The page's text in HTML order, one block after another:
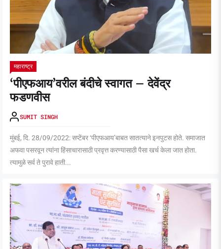
महाराष्ट्र
‘पीएफआय’वरील बंदीचे स्वागत – देवेंद्र
फडणवीस
SUMIT SINGH
मुंबई, दि. 28/09/2022: सप्टेंबर ‘पीएफआय’बाबत सातत्याने इनपुटस होते. समाजात
अफवा पसरवून त्यांना हिंसाचारासाठी प्रवृत्त करण्यासाठी पैसा खर्च केला जात होता.
त्यामुळे सर्व ते पुरावे हाती...